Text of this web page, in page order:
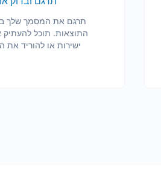
תרגם את המסמך שלך
התוצאות. תוכל
ישירות או להוריד את